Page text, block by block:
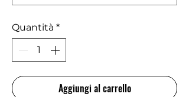
Quantità *
Aggiungi al carrello